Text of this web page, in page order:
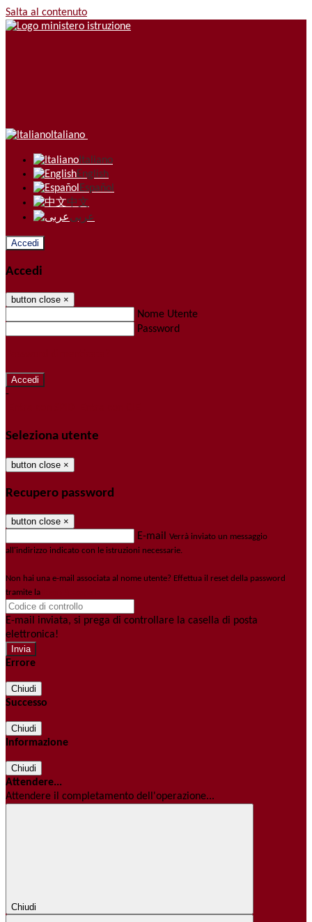
Salta al contenuto
Italiano
Italiano
English
Español
中文
عربى
Accedi
Accedi
button close ×
Nome Utente
Password
-
Seleziona utente
button close ×
Recupero password
button close ×
E-mail Verrà inviato un messaggio
all'indirizzo indicato con le istruzioni necessarie.
Non hai una e-mail associata al nome utente? Effettua il reset della password
tramite la
E-mail inviata, si prega di controllare la casella di posta
elettronica!
Errore
Chiudi
Successo
Chiudi
Informazione
Chiudi
Attendere...
Attendere il completamento dell'operazione...
Chiudi